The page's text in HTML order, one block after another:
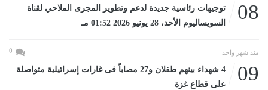
08
توجيهات رئاسية جديدة لدعم وتطوير المجرى الملاحي لقناة
السويساليوم الأحد، 28 يونيو 2026 01:52 مـ
منذ شهر واحد 0
09
4 شهداء بينهم طفلان و27 مصاباً فى غارات إسرائيلية متواصلة
على قطاع غزة